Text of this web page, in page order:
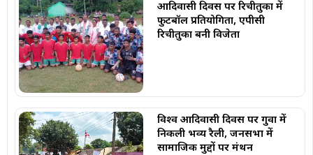
आदिवासी दिवस पर रिचीतुका में
फुटबॉल प्रतियोगिता, एपीसी
रिचीतुका बनी विजेता
विश्व आदिवासी दिवस पर गुवा में
निकली भव्य रैली, जनसभा में
सामाजिक मुद्दों पर मंथन